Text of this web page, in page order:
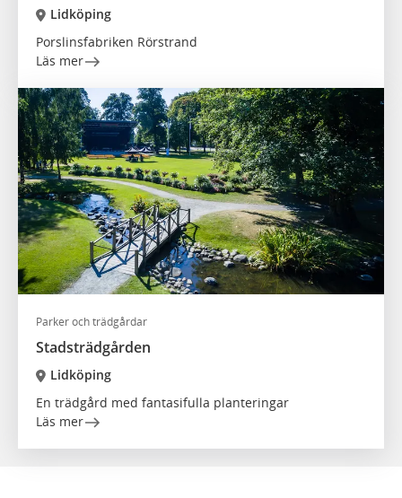
Lidköping
Porslinsfabriken Rörstrand
Läs mer
Parker och trädgårdar
Stadsträdgården
Lidköping
En trädgård med fantasifulla planteringar
Läs mer